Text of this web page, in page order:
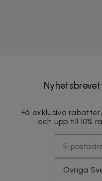
Få exklusiva
och upp till 10%